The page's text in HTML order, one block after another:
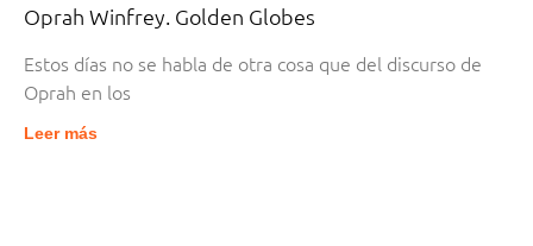
Oprah Winfrey. Golden Globes
Estos días no se habla de otra cosa que del discurso de
Oprah en los
Leer más